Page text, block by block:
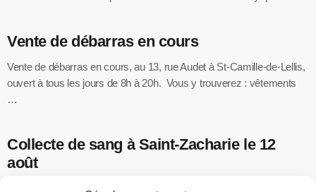
Vente de débarras en cours
Vente de débarras en cours, au 13, rue Audet à St-Camille-de-Lellis,
ouvert à tous les jours de 8h à 20h. Vous y trouverez : vêtements
…
Collecte de sang à Saint-Zacharie le 12
août
Héma-Québec vous invite à participer à une collecte de sang le